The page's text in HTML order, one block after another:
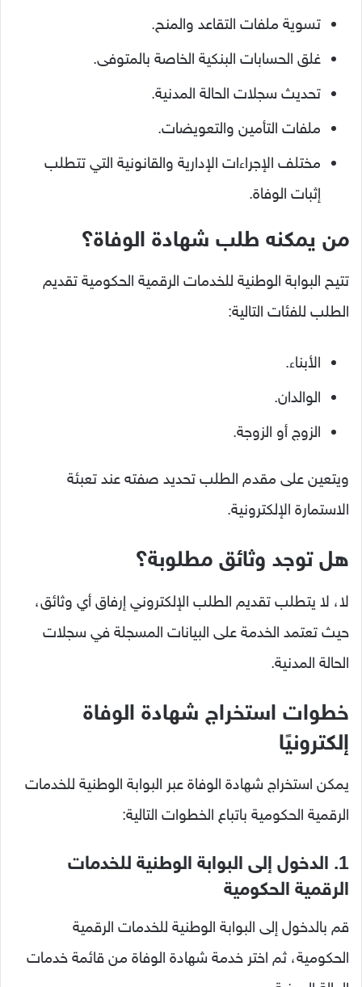
تسوية ملفات التقاعد والمنح.
غلق الحسابات البنكية الخاصة بالمتوفى.
تحديث سجلات الحالة المدنية.
ملفات التأمين والتعويضات.
مختلف الإجراءات الإدارية والقانونية التي تتطلب
إثبات الوفاة.
من يمكنه طلب شهادة الوفاة؟
تتيح البوابة الوطنية للخدمات الرقمية الحكومية تقديم
الطلب للفئات التالية:
الأبناء.
الوالدان.
الزوج أو الزوجة.
ويتعين على مقدم الطلب تحديد صفته عند تعبئة
الاستمارة الإلكترونية.
هل توجد وثائق مطلوبة؟
لا، لا يتطلب تقديم الطلب الإلكتروني إرفاق أي وثائق،
حيث تعتمد الخدمة على البيانات المسجلة في سجلات
الحالة المدنية.
خطوات استخراج شهادة الوفاة
إلكترونيًا
يمكن استخراج شهادة الوفاة عبر البوابة الوطنية للخدمات
الرقمية الحكومية باتباع الخطوات التالية:
1. الدخول إلى البوابة الوطنية للخدمات
الرقمية الحكومية
قم بالدخول إلى البوابة الوطنية للخدمات الرقمية
الحكومية، ثم اختر خدمة شهادة الوفاة من قائمة خدمات